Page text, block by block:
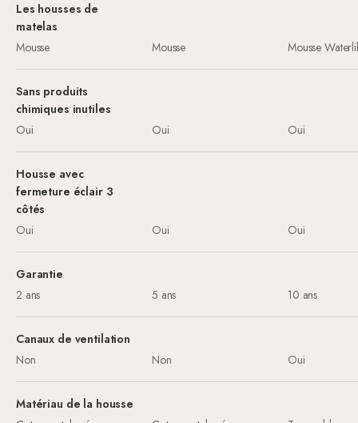
Les housses de
matelas
Mousse
Mousse Mousse
Sans produits
chimiques inutiles
Oui
Oui Oui
Housse avec
fermeture éclair 3
côtés
Oui
Oui Oui
Garantie
2 ans
5 ans 10 ans
Canaux de ventilation
Non
Non Oui
Matériau de la housse